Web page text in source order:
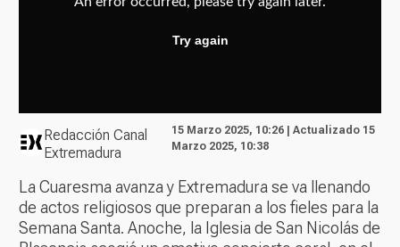
Redacción Canal
Extremadura
15 Marzo 2025, 10:26 | Actualizado 15
Marzo 2025, 10:38
La Cuaresma avanza y Extremadura se va llenando
de actos religiosos que preparan a los fieles para la
Semana Santa. Anoche, la Iglesia de San Nicolás de